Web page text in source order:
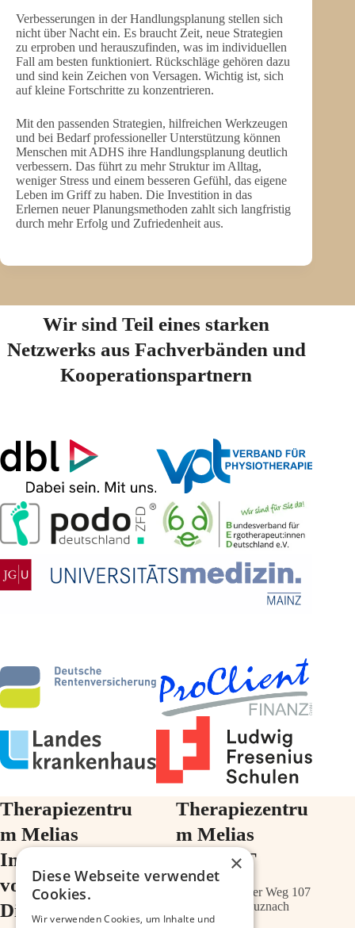
Verbesserungen in der Handlungsplanung stellen sich
nicht über Nacht ein. Es braucht Zeit, neue Strategien
zu erproben und herauszufinden, was im individuellen
Fall am besten funktioniert. Rückschläge gehören dazu
und sind kein Zeichen von Versagen. Wichtig ist, sich
auf kleine Fortschritte zu konzentrieren.
Mit den passenden Strategien, hilfreichen Werkzeugen
und bei Bedarf professioneller Unterstützung können
Menschen mit ADHS ihre Handlungsplanung deutlich
verbessern. Das führt zu mehr Struktur im Alltag,
weniger Stress und einem besseren Gefühl, das eigene
Leben im Griff zu haben. Die Investition in das
Erlernen neuer Planungsmethoden zahlt sich langfristig
durch mehr Erfolg und Zufriedenheit aus.
Wir sind Teil eines starken
Netzwerks aus Fachverbänden und
Kooperationspartnern
Therapiezentru
m Melias
Im Ärztehaus
vor der
Diakonie
Therapiezentru
m Melias
im ZIMT
Schwabenheimer Weg 107
55543 Bad Kreuznach
×
Diese Webseite verwendet
Cookies.
Wir verwenden Cookies, um Inhalte und